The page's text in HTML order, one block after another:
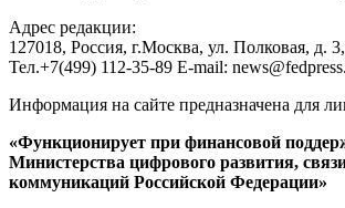
Адрес редакции:
127018, Россия, г.Москва, ул. Полковая, д.
Тел.+7(499) 112-35-89 E-mail:
Информация на сайте предназначена для
«Функционирует при финансовой
Министерства цифрового развития,
коммуникаций Российской Федерации»